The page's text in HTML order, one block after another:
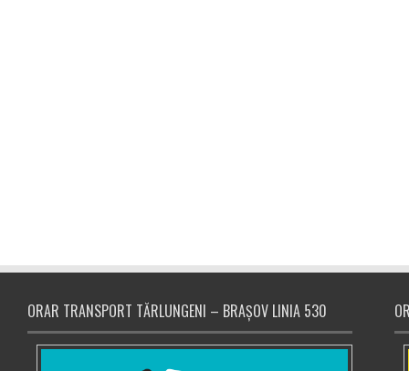
ORAR TRANSPORT TĂRLUNGENI – BRAȘOV LINIA 530